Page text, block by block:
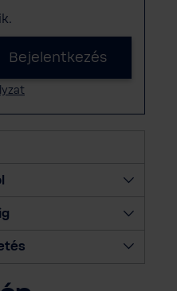
Bejelentkezés